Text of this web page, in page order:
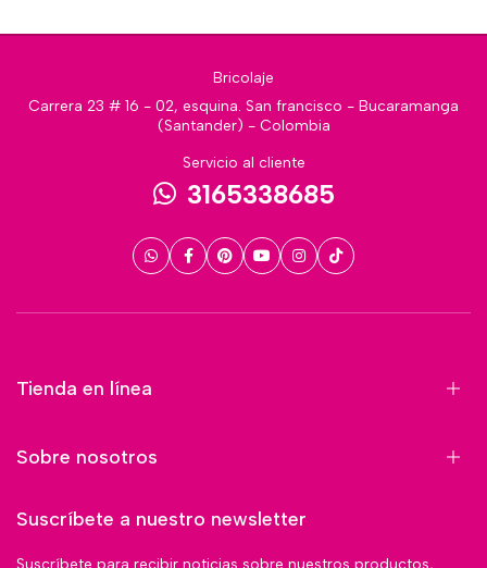
Bricolaje
Carrera 23 # 16 - 02, esquina. San francisco - Bucaramanga
(Santander) - Colombia
Servicio al cliente
3165338685
Tienda en línea
Sobre nosotros
Suscríbete a nuestro newsletter
Suscríbete para recibir noticias sobre nuestros productos,